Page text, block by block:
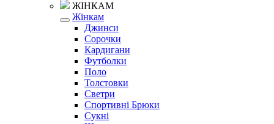
ЖІНКАМ
Жінкам
Джинси
Сорочки
Кардигани
Футболки
Поло
Толстовки
Светри
Спортивні Брюки
Сукні